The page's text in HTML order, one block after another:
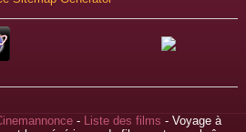
- Liste des films - Voyage à